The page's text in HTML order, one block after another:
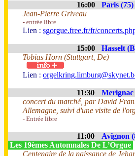
16:00 Paris (75)
Jean-Pierre Griveau
- entrée libre
Lien : sgorgue.free.fr/fr/
15:00 Hasselt
Tobias Horn (Stuttgart, De)
Lien :
11:30 Merignac
concert du marché, par David
Allemagne, suivi d'une visite de
- Entrée libre
11:00 Avignon
Les 19èmes Automnales De L’Orgue
Centenaire de la naissance de